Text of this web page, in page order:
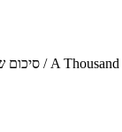
סיכום שמשות נהדרות תרשים אלף שמשות זוהרות מגרש / A Thousand